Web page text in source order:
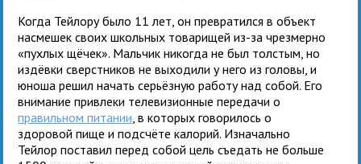
Когда Тейлору было 11 лет, он превратился в объект
насмешек своих школьных товарищей из-за чрезмерно
«пухлых щёчек». Мальчик никогда не был толстым, но
издёвки сверстников не выходили у него из головы, и
юноша решил начать серьёзную работу над собой. Его
внимание привлеки телевизионные передачи о
правильном питании , в которых говорилось о
здоровой пище и подсчёте калорий. Изначально
Тейлор поставил перед собой цель съедать не больше